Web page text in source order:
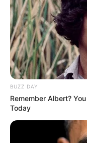
Tak hanya menjadi
berdagang lewat
TAGS COLBY BROCK
BUZZ DAY
Remember Albert?
Today